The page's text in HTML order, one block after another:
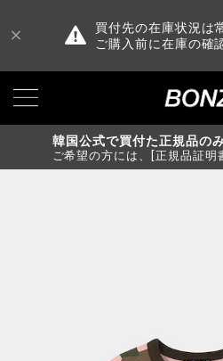
買付先の在庫状況は
ご購入前に在庫の確
韓国公式で買付た正規品の
ご希望の方には、[正規品証明